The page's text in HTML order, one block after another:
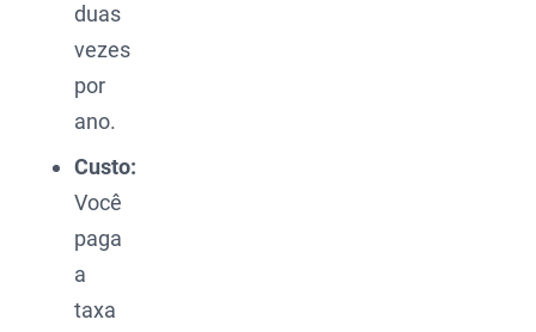
duas
vezes
por
ano.
Custo:
Você
paga
a
taxa